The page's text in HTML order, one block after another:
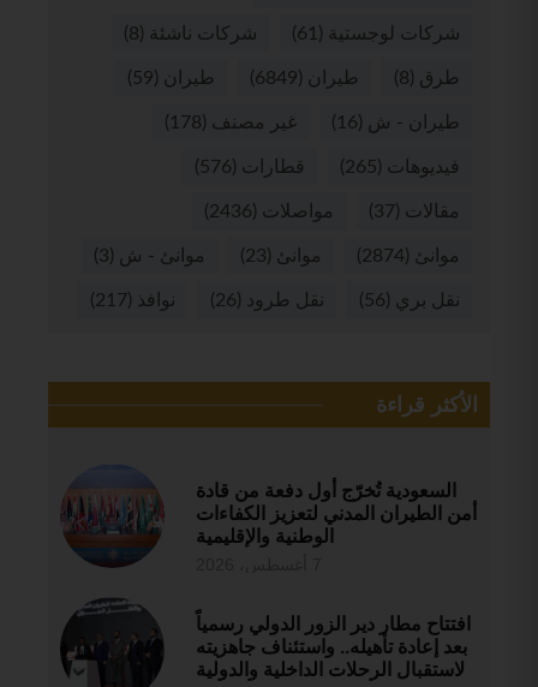
شركات لوجستية (61) شركات ناشئة (8)
طرق (8) طيران (6849) طيران (59)
طيران - ش (16) غير مصنف (178)
فيديوهات (265) قطارات (576)
مقالات (37) مواصلات (2436)
موانئ (2874) موانئ (23) موانئ - ش (3)
نقل بري (56) نقل طرود (26) نوافذ (217)
الأكثر قراءة
السعودية تُخرّج أول دفعة من قادة
أمن الطيران المدني لتعزيز الكفاءات
الوطنية والإقليمية
افتتاح مطار دير الزور الدولي رسمياً
بعد إعادة تأهيله.. واستئناف جاهزيته
لاستقبال الرحلات الداخلية والدولية